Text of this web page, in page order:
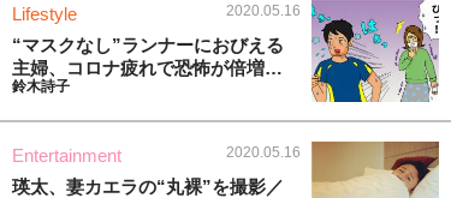
Lifestyle 2020.05.16
“マスクなし”ランナーにおびえる
主婦、コロナ疲れで恐怖が倍増…
鈴木詩子
Entertainment 2020.05.16
瑛太、妻カエラの“丸裸”を撮影／